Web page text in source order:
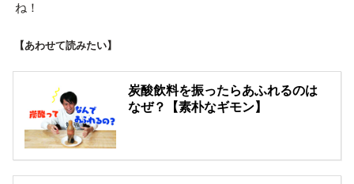
ね！
【あわせて読みたい】
炭酸飲料を振ったらあふれるのは
なぜ？【素朴なギモン】